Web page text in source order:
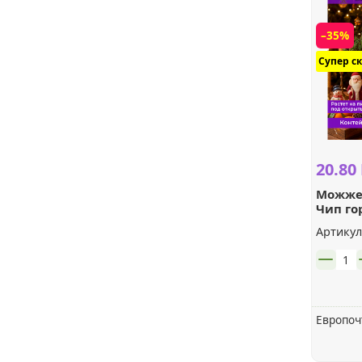
–35%
Супер
20.80
Чип
шт.